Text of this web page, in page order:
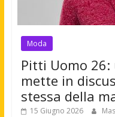
Moda
Pitti Uomo 26:
mette in
stessa della
15 Giugno 2026